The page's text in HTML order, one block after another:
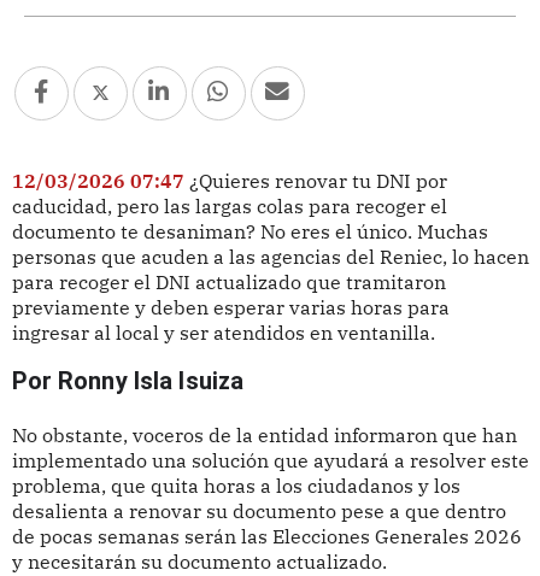
12/03/2026 07:47 ¿Quieres renovar tu DNI por
caducidad, pero las largas colas para recoger el
documento te desaniman? No eres el único. Muchas
personas que acuden a las agencias del Reniec, lo hacen
para recoger el DNI actualizado que tramitaron
previamente y deben esperar varias horas para
ingresar al local y ser atendidos en ventanilla.
Por Ronny Isla Isuiza
No obstante, voceros de la entidad informaron que han
implementado una solución que ayudará a resolver este
problema, que quita horas a los ciudadanos y los
desalienta a renovar su documento pese a que dentro
de pocas semanas serán las Elecciones Generales 2026
y necesitarán su documento actualizado.